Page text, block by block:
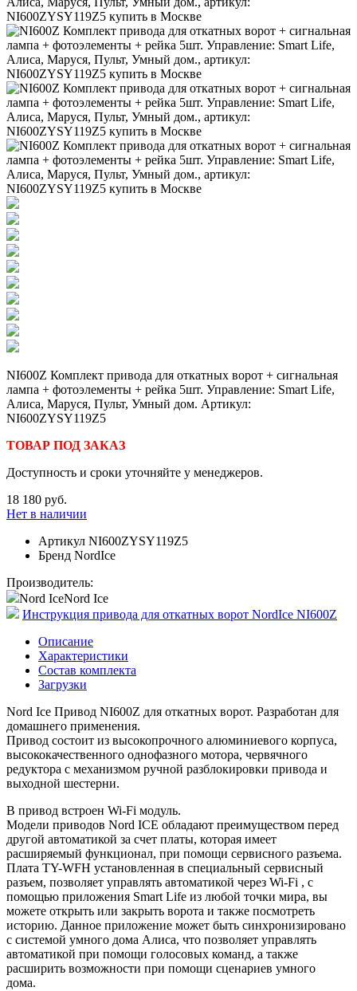
NI600Z Комплект привода для откатных ворот + сигнальная
лампа + фотоэлементы + рейка 5шт. Управление: Smart Life,
Алиса, Маруся, Пульт, Умный дом. Артикул:
NI600ZYSY119Z5
ТОВАР ПОД ЗАКАЗ
Доступность и сроки уточняйте у менеджеров.
18 180 руб.
Нет в наличии
Артикул NI600ZYSY119Z5
Бренд NordIce
Производитель:
Nord IceNord Ice
Инструкция привода для откатных ворот NordIce NI600Z
Описание
Характеристики
Состав комплекта
Загрузки
Nord Ice Привод NI600Z для откатных ворот. Разработан для
домашнего применения.
Привод состоит из высокопрочного алюминиевого корпуса,
высококачественного однофазного мотора, червячного
редуктора с механизмом ручной разблокировки привода и
выходной шестерни.
В привод встроен Wi-Fi модуль.
Модели приводов Nord ICE обладают преимуществом перед
другой автоматикой за счет платы, которая имеет
расширяемый функционал, при помощи сервисного разъема.
Плата TY-WFH установленная в специальный сервисный
разъем, позволяет управлять автоматикой через Wi-Fi , с
помощью приложения Smart Life из любой точки мира, вы
можете открыть или закрыть ворота и также посмотреть
историю. Данное приложение может быть синхронизировано
с системой умного дома Алиса, что позволяет управлять
автоматикой при помощи голосовых команд, а также
расширить возможности при помощи сценариев умного
дома.